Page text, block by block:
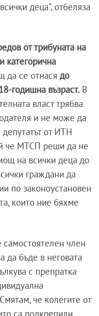
деца", отбеляза
от трибуната на
категорична
да се отнася до
годишна възраст. В
власт трябва
и не може да
депутатът от ИТН
че МТСП реши да не
на всички деца до
граждани да
по законоустановен
които ние бяхме
член
да бъде в неговата
с препратка
че колегите от
са подкрепили